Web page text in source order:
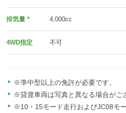
排気量 * 4,000cc
4WD指定 不可
※準中型以上の免許が必要です。
※貸渡車両は写真と異なる場合がご
※10・15モード走行およびJC08モ